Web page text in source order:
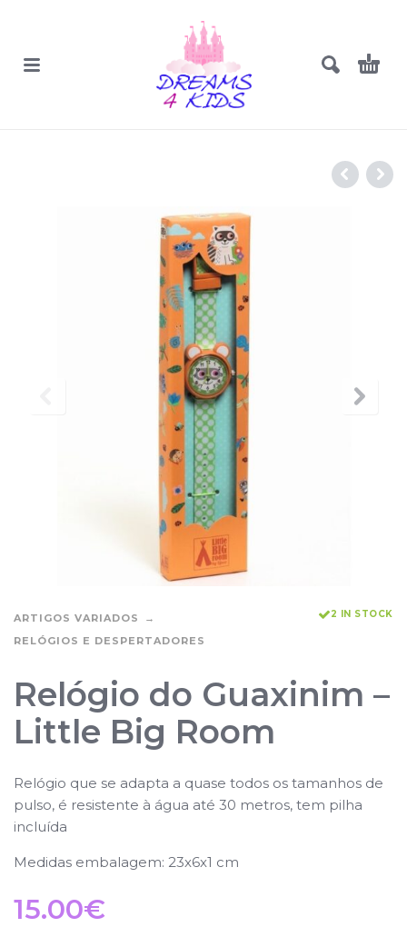
ARTIGOS VARIADOS
RELÓGIOS E DESPERTADORES
2 IN STOCK
Relógio do Guaxinim –
Little Big Room
Relógio que se adapta a quase todos os tamanhos de
pulso, é resistente à água até 30 metros, tem pilha
incluída
Medidas embalagem: 23x6x1 cm
15.00€